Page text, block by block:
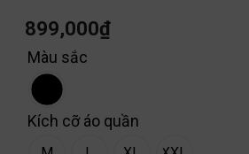
899,000₫
Màu sắc
Kích cỡ áo quần